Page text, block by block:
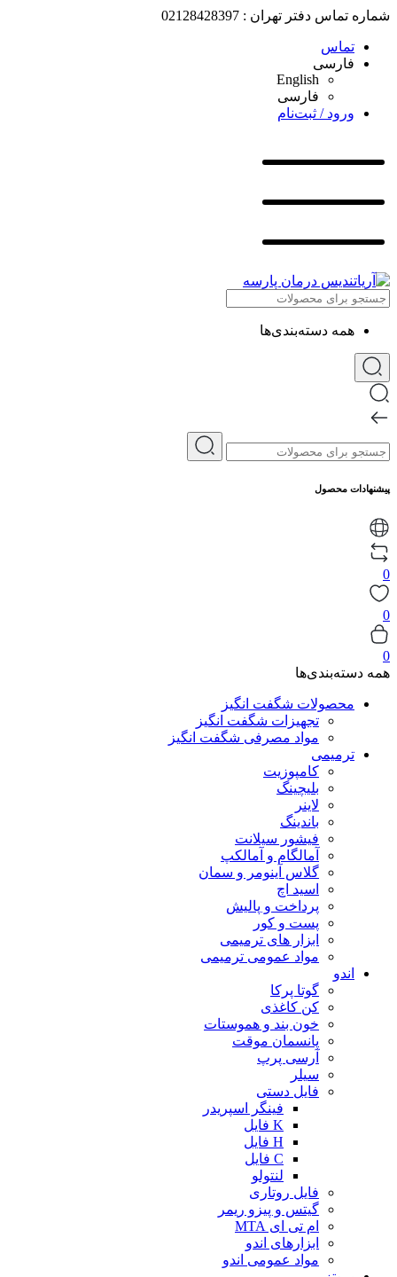
شماره تماس دفتر تهران : 02128428397
تماس
فارسی
English
فارسی
ورود / ثبت‌نام
همه دسته‌بندی‌ها
پیشنهادات محصول
0
0
0
همه دسته‌بندی‌ها
محصولات شگفت انگیز
تجهیزات شگفت انگیز
مواد مصرفی شگفت انگیز
ترمیمی
کامپوزیت
بلیچینگ
لاینر
باندینگ
فیشور سیلانت
آمالگام و آمالکپ
گلاس آینومر و سمان
اسید اچ
پرداخت و پالیش
پست و کور
ابزار های ترمیمی
مواد عمومی ترمیمی
اندو
گوتا پرکا
کن کاغذی
خون بند و هموستات
پانسمان موقت
آرسی پرپ
سیلر
فایل دستی
فینگر اسپریدر
K فایل
H فایل
C فایل
لنتولو
فایل روتاری
گیتس و پیزو ریمر
ام تی ای MTA
ابزارهای اندو
مواد عمومی اندو